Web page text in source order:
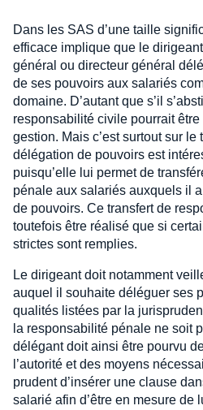
Dans les SAS d’une taille
efficace implique que le
général ou directeur général
de ses pouvoirs aux salariés
domaine. D’autant que s’il
responsabilité civile pourrait
gestion. Mais c’est surtout sur le
délégation de pouvoirs est
puisqu’elle lui permet de
pénale aux salariés auxquels il
de pouvoirs. Ce transfert de
toutefois être réalisé que si
strictes sont remplies.
Le dirigeant doit notamment
auquel il souhaite déléguer ses
qualités listées par la
la responsabilité pénale ne soit
délégant doit ainsi être pourvu
l’autorité et des moyens
prudent d’insérer une clause
salarié afin d’être en mesure de